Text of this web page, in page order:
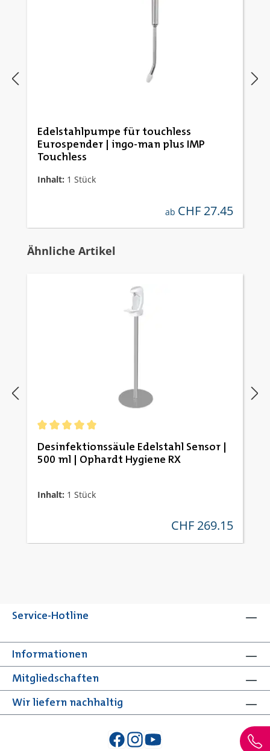
Edelstahlpumpe für touchless
Eurospender | ingo-man plus IMP
Touchless
Inhalt: 1 Stück
regulärer preis:
ab CHF 27.45
Produktgalerie überspringen
Ähnliche Artikel
Desinfektionssäule Edelstahl Sensor |
500 ml | Ophardt Hygiene RX
Inhalt: 1 Stück
regulärer preis:
CHF 269.15
Service-Hotline
Mitgliedschaften
Informationen
Wir liefern nachhaltig